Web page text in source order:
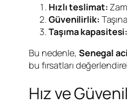
Hızlı teslimat:
Güvenilirlik:
Taşıma kapasitesi:
Bu nedenle, Senegal
bu fırsatları
Hız ve